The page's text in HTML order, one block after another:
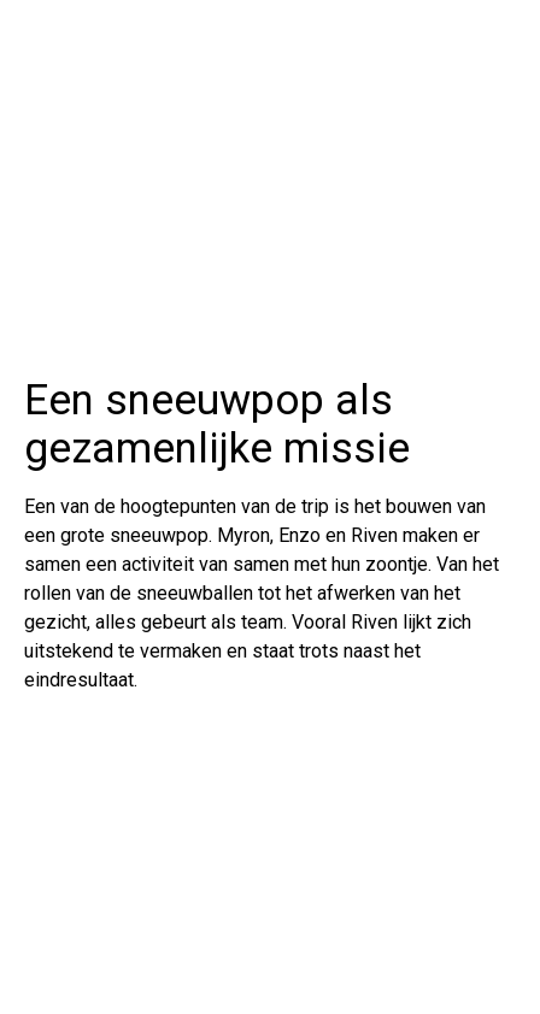
Een sneeuwpop als
gezamenlijke missie
Een van de hoogtepunten van de trip is het bouwen van
een grote sneeuwpop. Myron, Enzo en Riven maken er
samen een activiteit van samen met hun zoontje. Van het
rollen van de sneeuwballen tot het afwerken van het
gezicht, alles gebeurt als team. Vooral Riven lijkt zich
uitstekend te vermaken en staat trots naast het
eindresultaat.